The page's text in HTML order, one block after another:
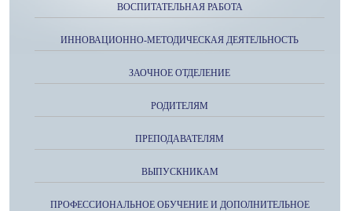
ВОСПИТАТЕЛЬНАЯ РАБОТА
ИННОВАЦИОННО-МЕТОДИЧЕСКАЯ ДЕЯТЕЛЬНОСТЬ
ЗАОЧНОЕ ОТДЕЛЕНИЕ
РОДИТЕЛЯМ
ПРЕПОДАВАТЕЛЯМ
ВЫПУСКНИКАМ
ПРОФЕССИОНАЛЬНОЕ ОБУЧЕНИЕ И ДОПОЛНИТЕЛЬНОЕ